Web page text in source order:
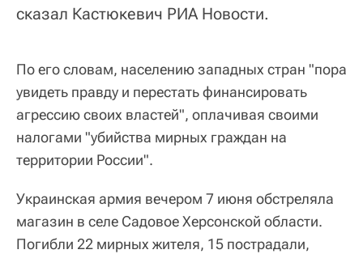
сказал Кастюкевич РИА Новости.
По его словам, населению западных стран "пора
увидеть правду и перестать финансировать
агрессию своих властей", оплачивая своими
налогами "убийства мирных граждан на
территории России".
Украинская армия вечером 7 июня обстреляла
магазин в селе Садовое Херсонской области.
Погибли 22 мирных жителя, 15 пострадали,